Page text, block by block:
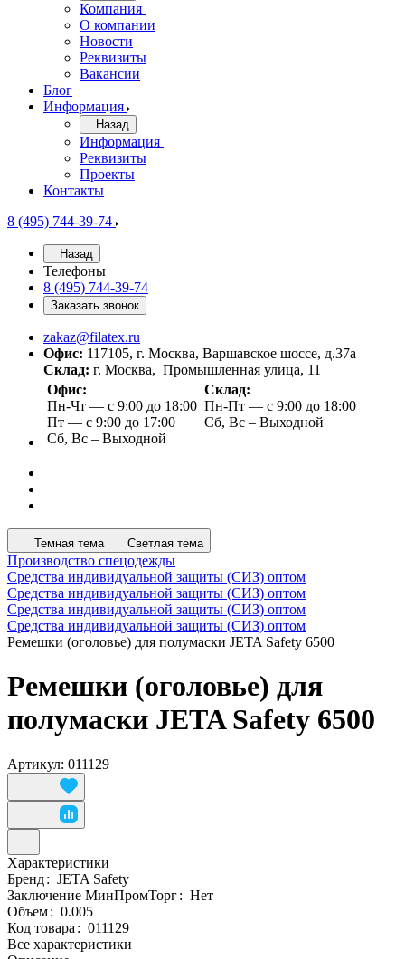
Компания
О компании
Новости
Реквизиты
Вакансии
Блог
Информация
Назад
Информация
Реквизиты
Проекты
Контакты
8 (495) 744-39-74
Назад
Телефоны
8 (495) 744-39-74
Заказать звонок
zakaz@filatex.ru
Офис: 117105, г. Москва, Варшавское шоссе, д.37а
Склад: г. Москва, Промышленная улица, 11
Офис:
Пн-Чт — с 9:00 до 18:00
Пт — с 9:00 до 17:00
Сб, Вс – Выходной
Склад:
Пн-Пт — с 9:00 до 18:00
Сб, Вс – Выходной
Темная тема Светлая тема
Производство спецодежды
Средства индивидуальной защиты (СИЗ) оптом
Средства индивидуальной защиты (СИЗ) оптом
Средства индивидуальной защиты (СИЗ) оптом
Средства индивидуальной защиты (СИЗ) оптом
Ремешки (оголовье) для полумаски JETA Safety 6500
Ремешки (оголовье) для
полумаски JETA Safety 6500
Артикул: 011129
Характеристики
Бренд: JETA Safety
Заключение МинПромТорг: Нет
Объем: 0.005
Код товара: 011129
Все характеристики